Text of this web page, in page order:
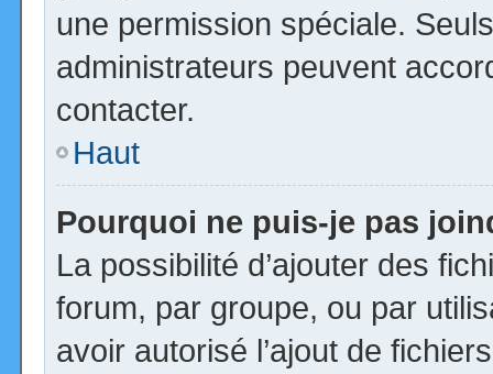
une permission spéciale.
administrateurs peuvent
contacter.
Haut
Pourquoi ne puis-je pas
La possibilité d’ajouter des
forum, par groupe, ou par
avoir autorisé l’ajout de